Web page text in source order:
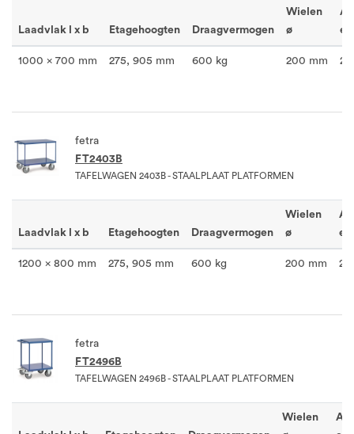
Laadvlak l x b Etagehoogten Draagvermogen
Wielen
ø
1000 x 700 mm 275, 905 mm 600 kg 200 mm 2
fetra
FT2403B
TAFELWAGEN 2403B - STAALPLAAT PLATFORMEN
Laadvlak l x b Etagehoogten Draagvermogen
Wielen
ø
1200 x 800 mm 275, 905 mm 600 kg 200 mm 2
fetra
FT2496B
TAFELWAGEN 2496B - STAALPLAAT PLATFORMEN
Wielen